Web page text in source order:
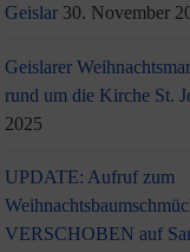
Geislar 30. November
Geislarer
rund um die Kirche St.
2025
UPDATE: Aufruf zum
VERSCHOBEN auf